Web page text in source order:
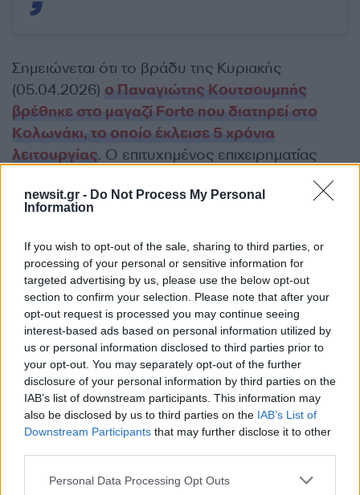
newsit.gr - Do Not Process My Personal
Information
If you wish to opt-out of the sale, sharing to third parties, or
processing of your personal or sensitive information for
targeted advertising by us, please use the below opt-out
section to confirm your selection. Please note that after your
opt-out request is processed you may continue seeing
interest-based ads based on personal information utilized by
us or personal information disclosed to third parties prior to
your opt-out. You may separately opt-out of the further
disclosure of your personal information by third parties on the
IAB’s list of downstream participants. This information may
also be disclosed by us to third parties on the IAB’s List of
Downstream Participants that may further disclose it to other
Please note that this website/app uses one or more Google
Personal Data Processing Opt Outs
Σημειώνεται ότι το βράδυ της Κυριακής
(05.04.2026) ο Παναγιώτης Κουτσουμπής
βρέθηκε στο μαγαζί Forte που διατηρεί στο
Κολωνάκι, το οποίο έκλεισε 5 χρόνια
λειτουργίας. Ο επιτυχημένος επιχειρηματίας
διοργάνωσε ένα πάρτι εκεί, με τον Ηλία Βρεττό
να ξεσηκώνει τον κόσμο με τις επιτυχίες του.